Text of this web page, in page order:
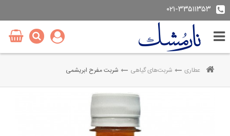
۰۲۱-۳۳۵۱۱۳۵۳
عطاری شربت‌های گیاهی شربت مفرح ابریشمی